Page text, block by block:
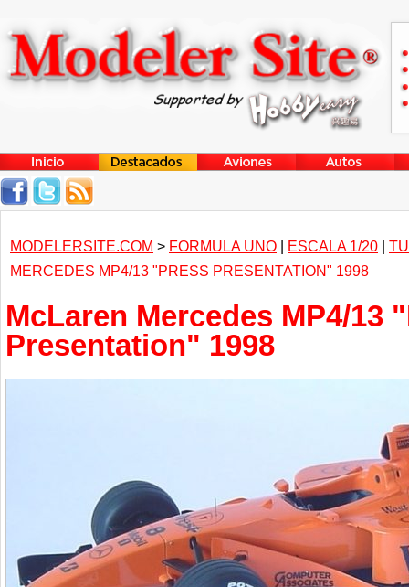
MODELERSITE.COM > FORMULA UNO | ESCALA 1/20 |
MERCEDES MP4/13 "PRESS PRESENTATION" 1998
McLaren Mercedes MP4/13
Presentation" 1998